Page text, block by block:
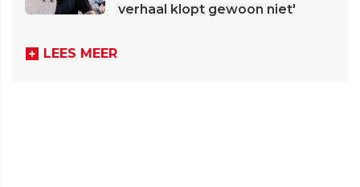
verhaal klopt gewoon niet'
LEES MEER